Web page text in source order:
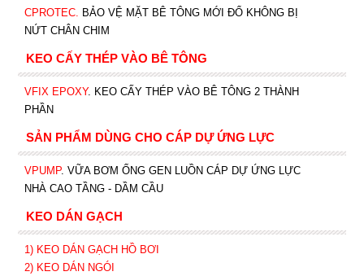
CPROTEC. BẢO VỆ MẶT BÊ TÔNG MỚI ĐỔ KHÔNG BỊ
NỨT CHÂN CHIM
KEO CẤY THÉP VÀO BÊ TÔNG
VFIX EPOXY. KEO CẤY THÉP VÀO BÊ TÔNG 2 THÀNH
PHẦN
SẢN PHẨM DÙNG CHO CÁP DỰ ỨNG LỰC
VPUMP. VỮA BƠM ỐNG GEN LUỒN CÁP DỰ ỨNG LỰC
NHÀ CAO TẦNG - DẦM CẦU
KEO DÁN GẠCH
1) KEO DÁN GẠCH HỒ BƠI
2) KEO DÁN NGÓI